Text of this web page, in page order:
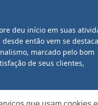
deu início em suas
desde então vem se
marcado pelo bom
de seus clientes,